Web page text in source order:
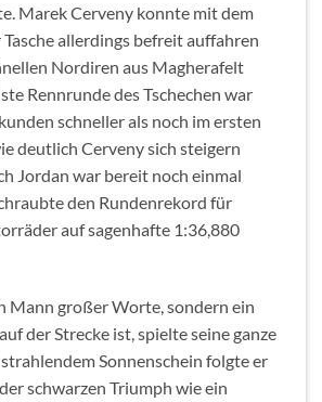
Marek Cerveny konnte mit dem
allerdings befreit auffahren
Nordiren aus Magherafelt
Rennrunde des Tschechen war
schneller als noch im ersten
deutlich Cerveny sich steigern
Jordan war bereit noch einmal
den Rundenrekord für
auf sagenhafte 1:36,880
Mann großer Worte, sondern ein
der Strecke ist, spielte seine ganze
Sonnenschein folgte er
schwarzen Triumph wie ein